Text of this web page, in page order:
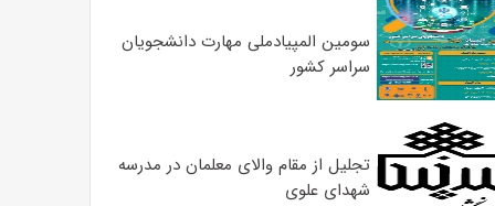
سومین المپیادملی مهارت دانشجویان
سراسر کشور
تجلیل از مقام والای معلمان در مدرسه
شهدای علوی